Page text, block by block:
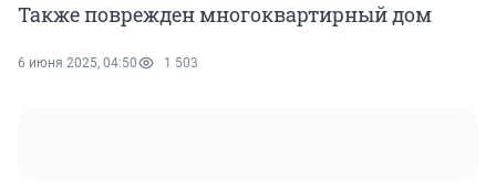
Также поврежден многоквартирный дом
6 июня 2025, 04:50 1 503